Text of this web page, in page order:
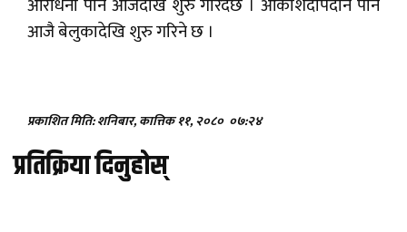
आराधना पनि आजैदेखि शुरु गरिँदैछ । आकाशदीपदान पनि
आजै बेलुकादेखि शुरु गरिने छ ।
प्रकाशित मिति: शनिबार, कात्तिक ११, २०८० ०७:२४
प्रतिक्रिया दिनुहोस्